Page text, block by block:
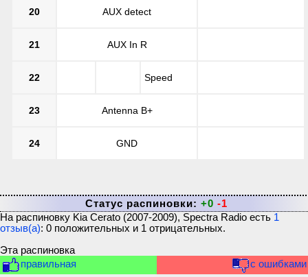
20 AUX detect
21 AUX In R
22 Speed
23 Antenna B+
24 GND
Статус распиновки: +0 -1
На распиновку Kia Cerato (2007-2009), Spectra Radio есть 1
отзыв(а): 0 положительных и 1 отрицательных.
Эта распиновка
правильная
с ошибками